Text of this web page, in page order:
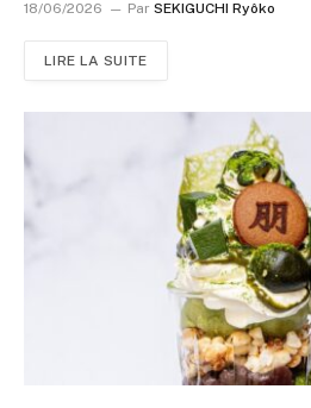
18/06/2026 Par SEKIGUCHI Ryôko
LIRE LA SUITE